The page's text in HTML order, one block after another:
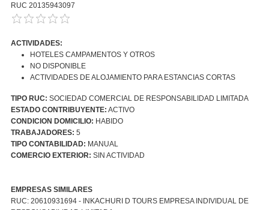
RUC 20135943097
ACTIVIDADES:
HOTELES CAMPAMENTOS Y OTROS
NO DISPONIBLE
ACTIVIDADES DE ALOJAMIENTO PARA ESTANCIAS CORTAS
TIPO RUC: SOCIEDAD COMERCIAL DE RESPONSABILIDAD LIMITADA
ESTADO CONTRIBUYENTE: ACTIVO
CONDICION DOMICILIO: HABIDO
TRABAJADORES: 5
TIPO CONTABILIDAD: MANUAL
COMERCIO EXTERIOR: SIN ACTIVIDAD
EMPRESAS SIMILARES
RUC: 20610931694 - INKACHURI D TOURS EMPRESA INDIVIDUAL DE